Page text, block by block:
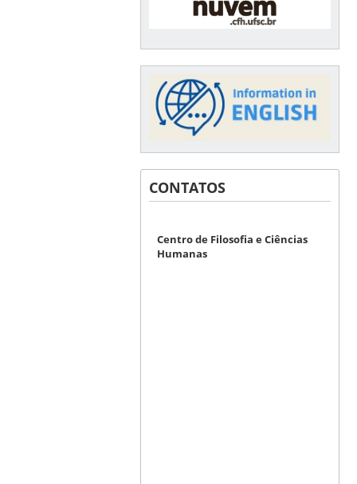
CONTATOS
Centro de Filosofia e Ciências
Humanas